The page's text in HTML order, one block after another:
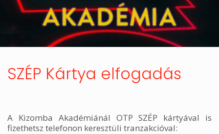
SZÉP Kártya elfogadás
A Kizomba Akadémiánál OTP SZÉP kártyával is
fizethetsz telefonon keresztüli tranzakcióval: